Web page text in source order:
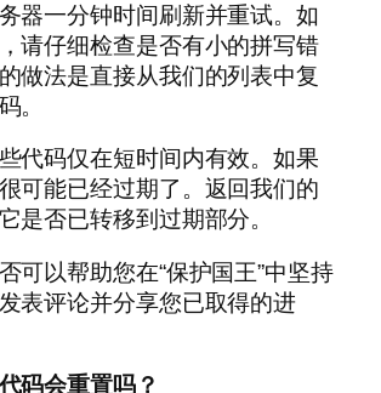
器一分钟时间刷新并重试。如
请仔细检查是否有小的拼写错
做法是直接从我们的列表中复
。
代码仅在短时间内有效。如果
可能已经过期了。返回我们的
是否已转移到过期部分。
可以帮助您在“保护国王”中坚持
表评论并分享您已取得的进
码会重置吗？